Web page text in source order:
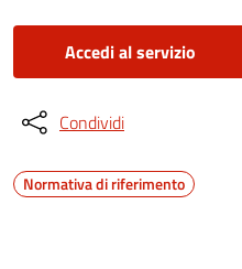
Accedi al servizio
Condividi
Normativa di riferimento